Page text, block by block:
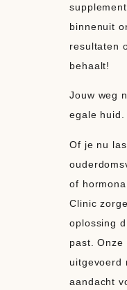
binnenuit
resultaten
behaalt!
Jouw weg
egale huid.
Of je nu
of
Clinic
oplossing
past. Onze
uitgevoerd
aandacht